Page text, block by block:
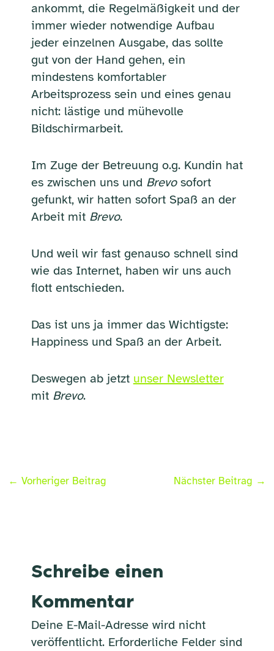
ankommt, die Regelmäßigkeit und der
immer wieder notwendige Aufbau
jeder einzelnen Ausgabe, das sollte
gut von der Hand gehen, ein
mindestens komfortabler
Arbeitsprozess sein und eines genau
nicht: lästige und mühevolle
Bildschirmarbeit.
Im Zuge der Betreuung o.g. Kundin hat
es zwischen uns und Brevosofort
gefunkt, wir hatten sofort Spaß an der
Arbeit mit Brevo.
Und weil wir fast genauso schnell sind
wie das Internet, haben wir uns auch
flott entschieden.
Das ist uns ja immer das Wichtigste:
Happiness und Spaß an der Arbeit.
Deswegen ab jetzt unser Newsletter
mit Brevo.
← Vorheriger Beitrag Nächster Beitrag →
Schreibe einen
Kommentar
Deine E-Mail-Adresse wird nicht
veröffentlicht. Erforderliche Felder sind